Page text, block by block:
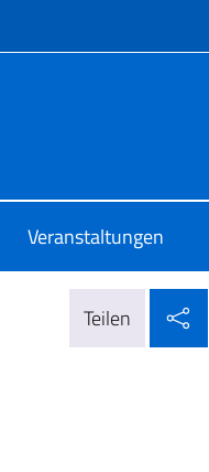
Veranstaltungen
Teilen